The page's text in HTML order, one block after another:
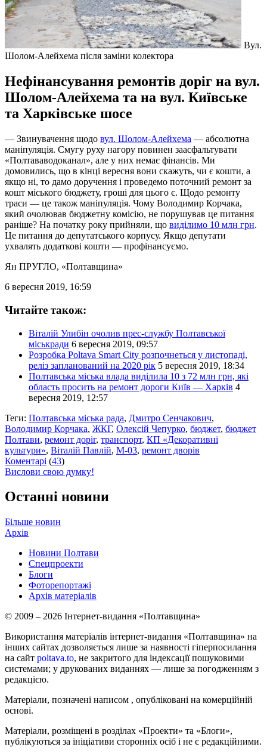
Вул.
Шолом-Алейхема після заміни колектора
Нефінансування ремонтів доріг на вул.
Шолом-Алейхема та на вул. Київське
та Харківське шосе
— Звинувачення щодо вул. Шолом-Алейхема — абсолютна
маніпуляція. Смугу руху нагору повинен заасфальтувати
«Полтававодоканал», але у них немає фінансів. Ми
домовились, що в кінці вересня вони скажуть, чи є кошти, а
якщо ні, то дамо доручення і проведемо поточний ремонт за
кошт міського бюджету, гроші для цього є. Щодо ремонту
траси — це також маніпуляція. Чому Володимир Корчака,
який очолював бюджетну комісію, не порушував це питання
раніше? На початку року прийняли, що виділимо 10 млн грн.
Це питання до депутатського корпусу. Якщо депутати
ухвалять додаткові кошти — профінансуємо.
Ян ПРУГЛО, «Полтавщина»
6 вересня 2019, 16:59
Читайте також:
Віталій Улибін очолив прес-службу Полтавської
міськради 6 вересня 2019, 09:57
Розробка Poltava Smart City розпочнеться у листопаді,
реліз запланований на 2020 рік 5 вересня 2019, 18:34
Полтавська міська влада виділила 10 з 72 млн грн, які
область просить на ремонт дороги Київ — Харків 4
вересня 2019, 12:57
Теги: Полтавська міська рада, Дмитро Сенчакович,
Володимир Корчака, ЖКГ, Олексій Чепурко, бюджет, бюджет
Полтави, ремонт доріг, транспорт, КП «Декоративні
культури», Віталій Павлій, М-03, ремонт дворів
Коментарі (43)
Вислови свою думку!
Останні новини
Більше новин
Архів
Новини Полтави
Спецпроекти
Блоги
Фоторепортажі
Архів матеріалів
© 2009 – 2026 Інтернет-видання «Полтавщина»
Використання матеріалів інтернет-видання «Полтавщина» на
інших сайтах дозволяється лише за наявності гіперпосилання
на сайт poltava.to, не закритого для індексації пошуковими
системами; у друкованих виданнях — лише за погодженням з
редакцією.
Матеріали, позначені написом , опубліковані на комерційній
основі.
Матеріали, розміщені в розділах «Проекти» та «Блоги»,
публікуються за ініціативи сторонніх осіб і не є редакційними.